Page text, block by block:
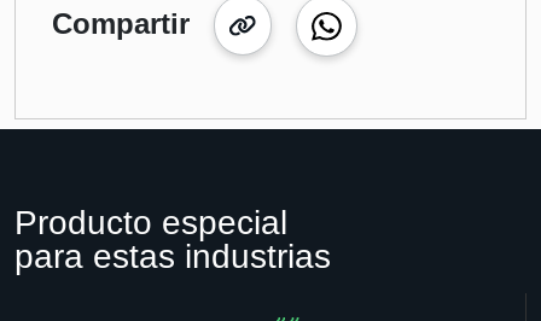
Compartir
Producto especial
para estas industrias